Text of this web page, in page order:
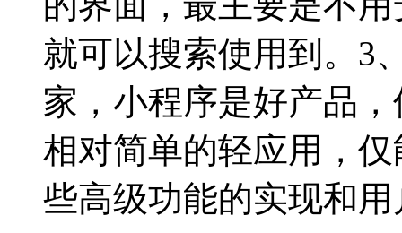
就可以搜索使用到。3
家，小程序是好产品
相对简单的轻应用，
些高级功能的实现和